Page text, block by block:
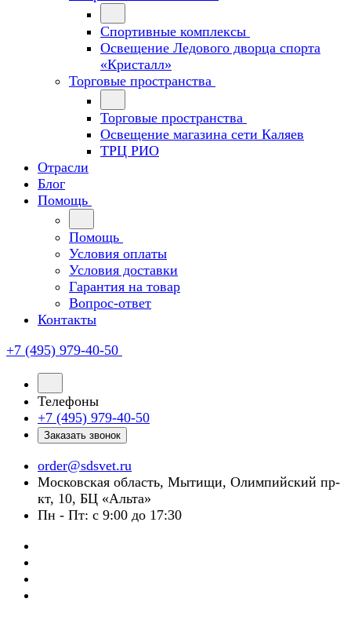
Спортивные комплексы
Освещение Ледового дворца спорта
«Кристалл»
Торговые пространства
Торговые пространства
Освещение магазина сети Каляев
ТРЦ РИО
Отрасли
Блог
Помощь
Помощь
Условия оплаты
Условия доставки
Гарантия на товар
Вопрос-ответ
Контакты
+7 (495) 979-40-50
Телефоны
+7 (495) 979-40-50
Заказать звонок
order@sdsvet.ru
Московская область, Мытищи, Олимпийский пр-
кт, 10, БЦ «Альта»
Пн - Пт: с 9:00 до 17:30